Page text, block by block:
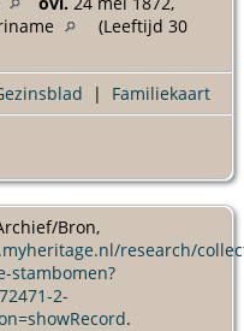
(Leeftijd 30
| Familiekaart
Bron,
research/
stambomen?
2-
.